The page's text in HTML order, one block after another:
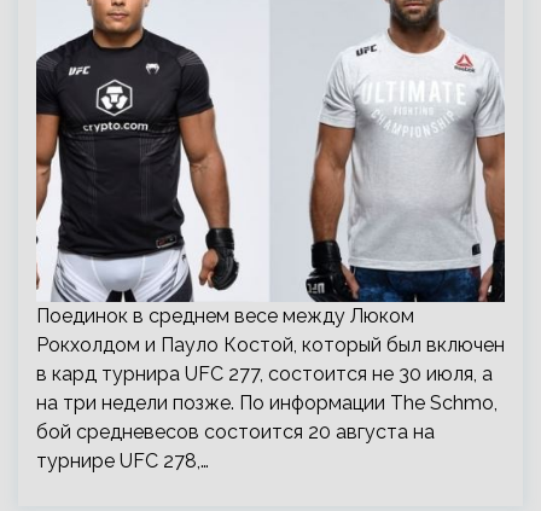
Поединок в среднем весе между Люком
Рокхолдом и Пауло Костой, который был включен
в кард турнира UFC 277, состоится не 30 июля, а
на три недели позже. По информации The Schmo,
бой средневесов состоится 20 августа на
турнире UFC 278,…